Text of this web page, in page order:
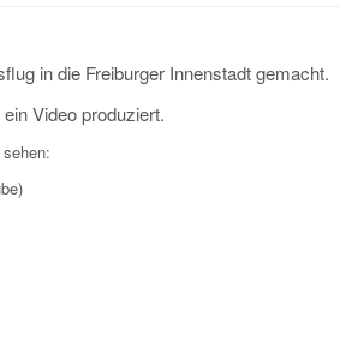
in die Freiburger Innenstadt gemacht.
Video produziert.